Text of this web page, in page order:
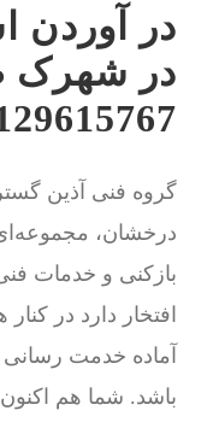
در آوردن
در شهرک
درخشان، مجموعه‌ای
بازکنی و خدمات
افتخار دارد در
آماده خدمت رسانی
باشد. شما هم